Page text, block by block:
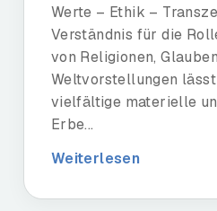
Werte – Ethik –
Verständnis für die
von Religionen,
Weltvorstellungen
vielfältige materielle
Erbe...
Weiterlesen